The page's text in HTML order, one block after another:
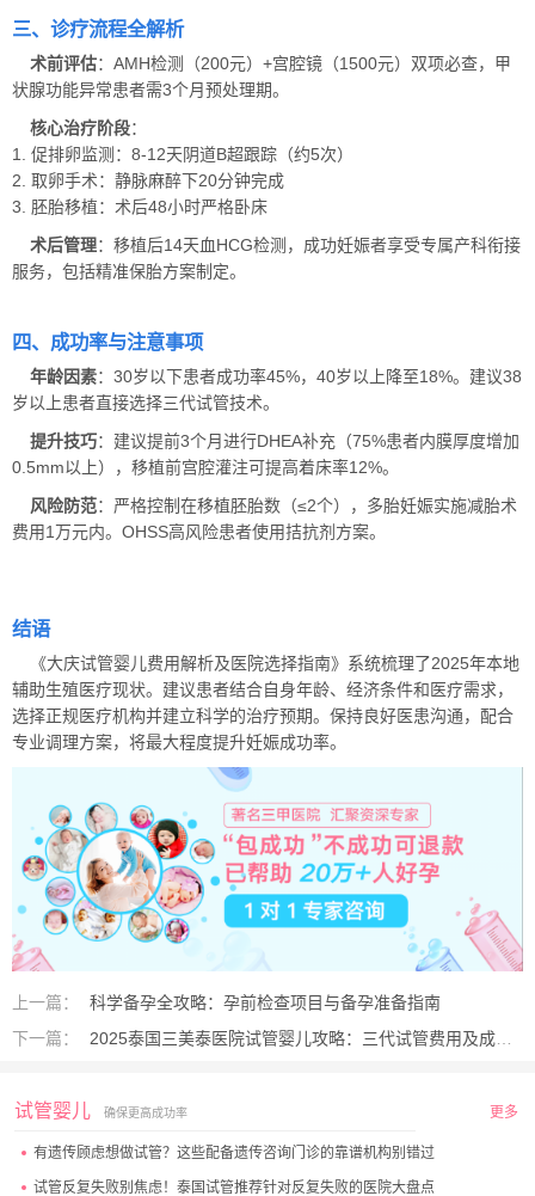
三、诊疗流程全解析
术前评估：AMH检测（200元）+宫腔镜（1500元）双项必查，甲
状腺功能异常患者需3个月预处理期。
核心治疗阶段：
1. 促排卵监测：8-12天阴道B超跟踪（约5次）
2. 取卵手术：静脉麻醉下20分钟完成
3. 胚胎移植：术后48小时严格卧床
术后管理：移植后14天血HCG检测，成功妊娠者享受专属产科衔接
服务，包括精准保胎方案制定。
四、成功率与注意事项
年龄因素：30岁以下患者成功率45%，40岁以上降至18%。建议38
岁以上患者直接选择三代试管技术。
提升技巧：建议提前3个月进行DHEA补充（75%患者内膜厚度增加
0.5mm以上），移植前宫腔灌注可提高着床率12%。
风险防范：严格控制在移植胚胎数（≤2个），多胎妊娠实施减胎术
费用1万元内。OHSS高风险患者使用拮抗剂方案。
结语
《大庆试管婴儿费用解析及医院选择指南》系统梳理了2025年本地
辅助生殖医疗现状。建议患者结合自身年龄、经济条件和医疗需求，
选择正规医疗机构并建立科学的治疗预期。保持良好医患沟通，配合
专业调理方案，将最大程度提升妊娠成功率。
上一篇：
科学备孕全攻略：孕前检查项目与备孕准备指南
下一篇：
2025泰国三美泰医院试管婴儿攻略：三代试管费用及成功率全解析
试管婴儿 确保更高成功率 更多
有遗传顾虑想做试管？这些配备遗传咨询门诊的靠谱机构别错过
试管反复失败别焦虑！泰国试管推荐针对反复失败的医院大盘点